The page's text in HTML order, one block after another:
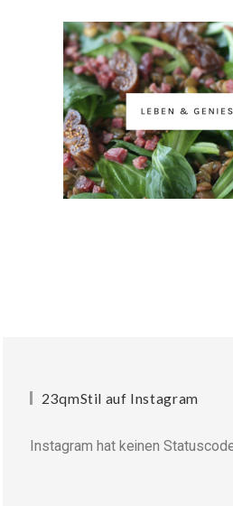
23qmStil auf Instagram
Instagram hat keinen